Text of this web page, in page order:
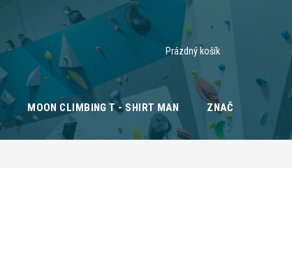
Nákupní
Prázdný košík
MOON CLIMBING T - SHIRT MAN ZNAČKY